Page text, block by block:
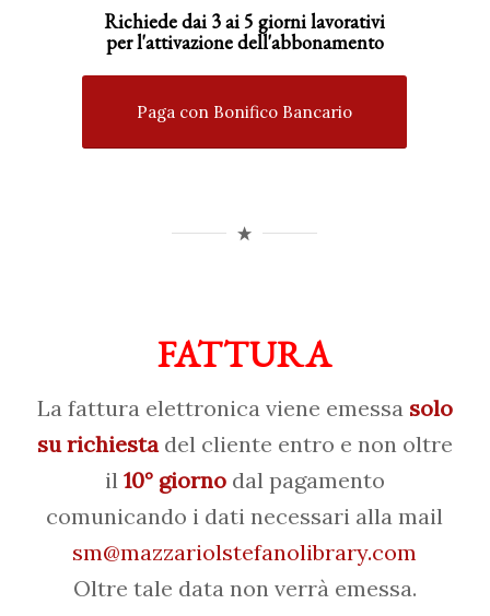
Richiede dai 3 ai 5 giorni lavorativi
perl'attivazionedell'abbonamento
Paga con Bonifico Bancario
FATTURA
La fattura elettronica viene emessasolo
su richiestadel cliente entro e non oltre
il 10° giornodal pagamento
comunicando i dati necessari alla mail
sm@mazzariolstefanolibrary.com
Oltre tale data non verrà emessa.